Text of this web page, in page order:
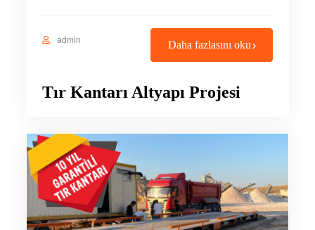
admin Daha fazlasını oku
Tır Kantarı Altyapı Projesi